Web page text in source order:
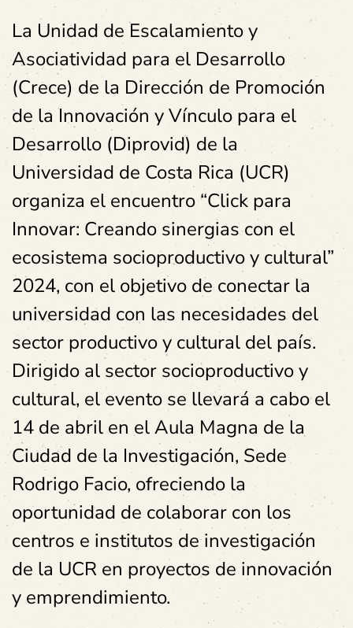
La Unidad de Escalamiento y
Asociatividad para el Desarrollo
(Crece) de la Dirección de Promoción
de la Innovación y Vínculo para el
Desarrollo (Diprovid) de la
Universidad de Costa Rica (UCR)
organiza el encuentro “Click para
Innovar: Creando sinergias con el
ecosistema socioproductivo y cultural”
2024, con el objetivo de conectar la
universidad con las necesidades del
sector productivo y cultural del país.
Dirigido al sector socioproductivo y
cultural, el evento se llevará a cabo el
14 de abril en el Aula Magna de la
Ciudad de la Investigación, Sede
Rodrigo Facio, ofreciendo la
oportunidad de colaborar con los
centros e institutos de investigación
de la UCR en proyectos de innovación
y emprendimiento.